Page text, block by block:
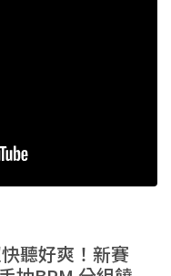
聽好爽！新賽